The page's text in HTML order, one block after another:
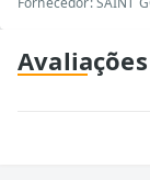
Avaliações